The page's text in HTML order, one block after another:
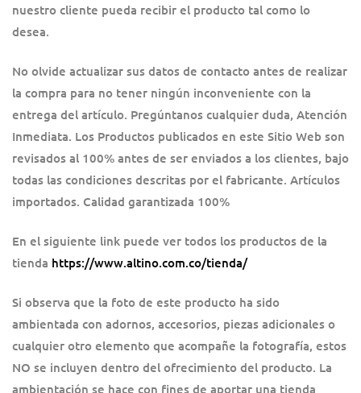
nuestro cliente pueda recibir el producto tal como lo
desea.
No olvide actualizar sus datos de contacto antes de realizar
la compra para no tener ningún inconveniente con la
entrega del artículo. Pregúntanos cualquier duda, Atención
Inmediata. Los Productos publicados en este Sitio Web son
revisados al 100% antes de ser enviados a los clientes, bajo
todas las condiciones descritas por el fabricante. Artículos
importados. Calidad garantizada 100%
En el siguiente link puede ver todos los productos de la
tienda https://www.altino.com.co/tienda/
Si observa que la foto de este producto ha sido
ambientada con adornos, accesorios, piezas adicionales o
cualquier otro elemento que acompañe la fotografía, estos
NO se incluyen dentro del ofrecimiento del producto. La
ambientación se hace con fines de aportar una tienda